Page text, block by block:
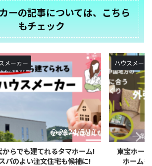
ーの記事については、こちら
もチェック
メーカー
2024/5/7
ホーム熊本住宅展示場で東宝
ームを知る!外張り断熱の家
ハウスメーカ
大和ハウ
よりも防